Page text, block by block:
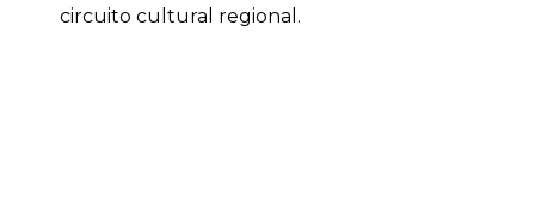
circuito cultural regional.